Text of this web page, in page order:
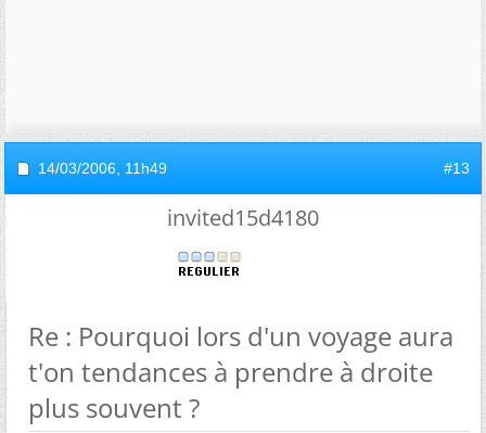
14/03/2006, 11h49 #13
invited15d4180
Re : Pourquoi lors d'un voyage aura
t'on tendances à prendre à droite
plus souvent ?